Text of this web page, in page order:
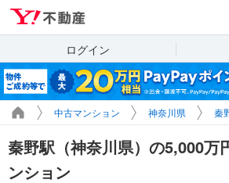
ログイン
中古マンション 神奈川県 秦
秦野駅（神奈川県）の5,000万
ンション